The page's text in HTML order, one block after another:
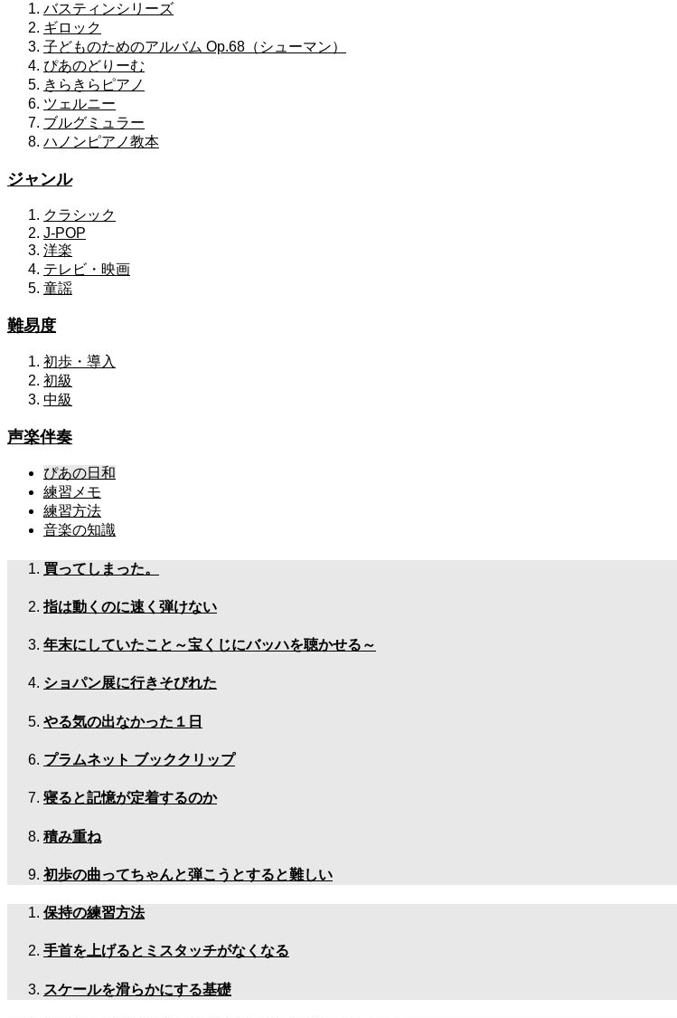
バスティンシリーズ
ギロック
子どものためのアルバム Op.68（シューマン）
ぴあのどりーむ
きらきらピアノ
ツェルニー
ブルグミュラー
ハノンピアノ教本
ジャンル
クラシック
J-POP
洋楽
テレビ・映画
童謡
難易度
初歩・導入
初級
中級
声楽伴奏
ぴあの日和
練習メモ
練習方法
音楽の知識
買ってしまった。
指は動くのに速く弾けない
年末にしていたこと～宝くじにバッハを聴かせる～
ショパン展に行きそびれた
やる気の出なかった１日
プラムネット ブッククリップ
寝ると記憶が定着するのか
積み重ね
初歩の曲ってちゃんと弾こうとすると難しい
保持の練習方法
手首を上げるとミスタッチがなくなる
スケールを滑らかにする基礎